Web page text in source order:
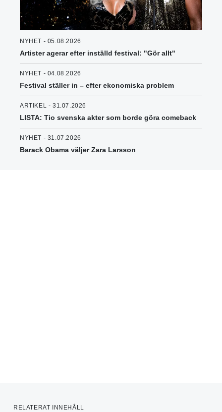
NYHET - 05.08.2026
Artister agerar efter inställd festival: "Gör allt"
NYHET - 04.08.2026
Festival ställer in – efter ekonomiska problem
ARTIKEL - 31.07.2026
LISTA: Tio svenska akter som borde göra comeback
NYHET - 31.07.2026
Barack Obama väljer Zara Larsson
RELATERAT INNEHÅLL